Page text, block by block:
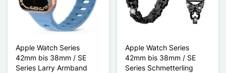
Apple Watch Series
42mm bis 38mm / SE
Series Larry Armband
Apple Watch Series
42mm bis 38mm / SE
Series Schmetterling